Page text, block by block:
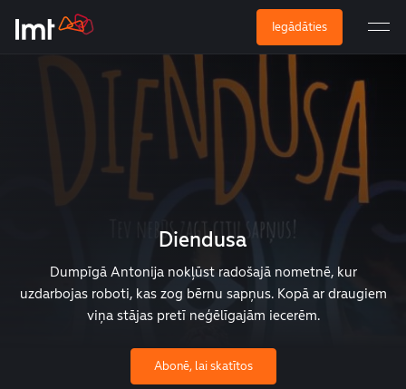
Iegādāties
Diendusa
Dumpīgā Antonija nokļūst radošajā nometnē, kur
uzdarbojas roboti, kas zog bērnu sapņus. Kopā ar draugiem
viņa stājas pretī neģēlīgajām iecerēm.
Abonē, lai skatītos